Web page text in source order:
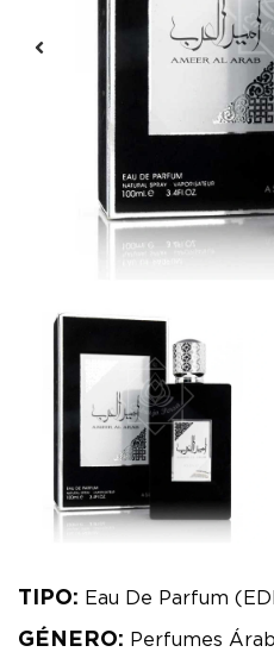
TIPO: Eau De Parfum
GÉNERO: Perfumes